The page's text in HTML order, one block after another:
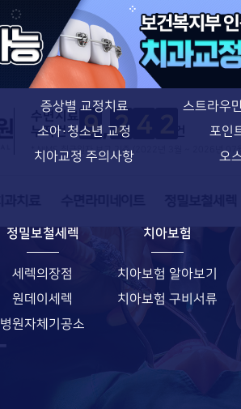
치아교정 특별함
수면치료
누적건수 9 2
* NIMS 취급일자 보고 기준 (2022년 3월 ~ 2026년 07
치과교정과 전문의
치아교정 특별함
장치별 교정치료
증상별 교정치료
소아·청소년 교정
치아교정 주의사항
수면
스트라우
포인
오
정밀보철세렉
세렉의장점
원데이세렉
병원자체기공소
치아보험
치아보험 알아보기
치아보험 구비서류